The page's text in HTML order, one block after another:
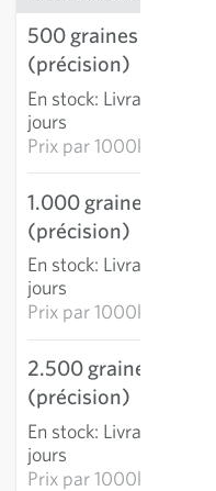
500 graines
(précision)
En stock: Livraison 3-5
jours
Prix par1000k: 14,45 €
1.000 graines
(précision)
En stock: Livraison 3-5
jours
Prix par1000k: 11,02 €
2.500 graines
(précision)
En stock: Livraison 3-5
jours
Prix par1000k: 8,75 €